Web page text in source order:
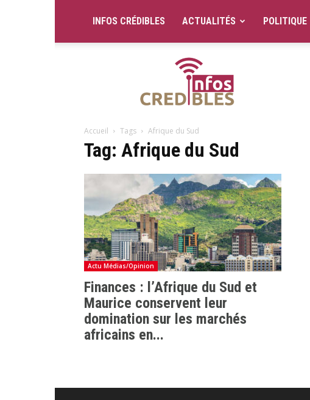
INFOS CRÉDIBLES ACTUALITÉS POLITIQUE
Accueil Tags Afrique du Sud
Tag: Afrique du Sud
Actu Médias/Opinion
Finances : l’Afrique du Sud et
Maurice conservent leur
domination sur les marchés
africains en...